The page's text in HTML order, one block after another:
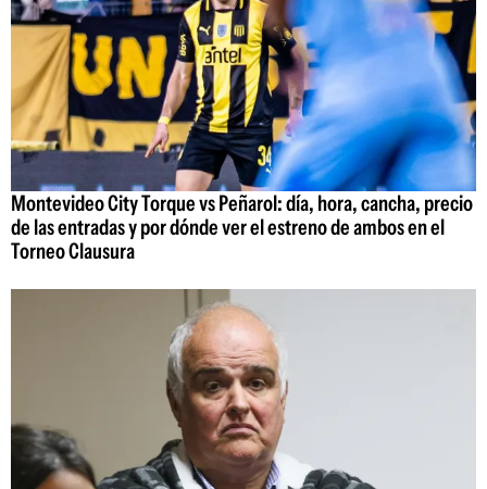
Montevideo City Torque vs Peñarol: día, hora, cancha, precio
de las entradas y por dónde ver el estreno de ambos en el
Torneo Clausura